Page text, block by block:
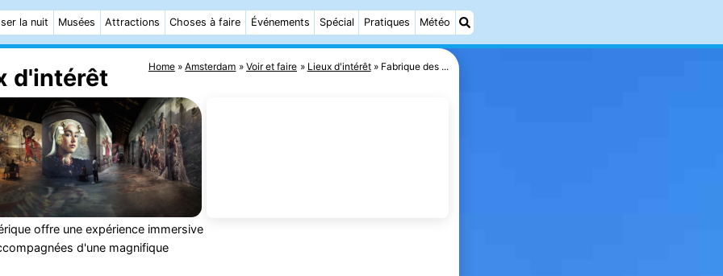
la nuit Musées Attractions Choses à faire Événements Spécial Pratiques Météo
Home Amsterdam Voir et faire Lieux d'intérêt Fabrique des ...
d'intérêt
offre une expérience immersive
d'une magnifique